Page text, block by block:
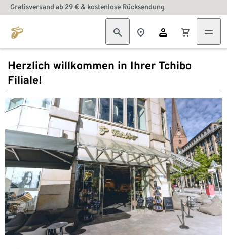
Gratisversand ab 29 € & kostenlose Rücksendung
Herzlich willkommen in Ihrer Tchibo
Filiale!